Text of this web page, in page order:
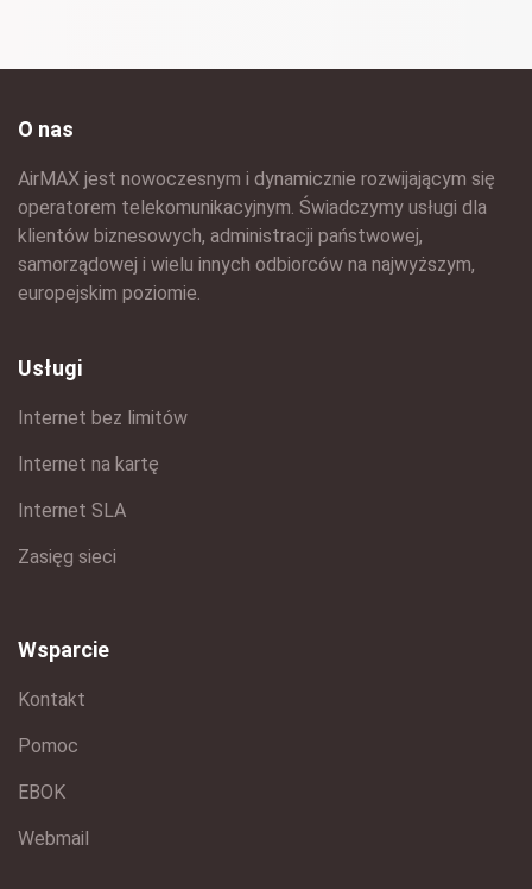
O nas
AirMAX jest nowoczesnym i dynamicznie rozwijającym się
operatorem telekomunikacyjnym. Świadczymy usługi dla
klientów biznesowych, administracji państwowej,
samorządowej i wielu innych odbiorców na najwyższym,
europejskim poziomie.
Usługi
Internet bez limitów
Internet na kartę
Internet SLA
Zasięg sieci
Wsparcie
Kontakt
Pomoc
EBOK
Webmail